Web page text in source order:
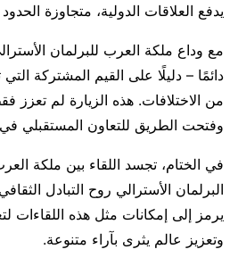
يدفع العلاقات الدولية، متجاوزة
مع وداع ملكة العرب للبرلمان
دائمًا – دليلًا على القيم المشتركة
من الاختلافات. هذه الزيارة لم تعزز
وفتحت الطريق للتعاون المستقبلي في
في الختام، تجسد اللقاء بين ملكة
البرلمان الأسترالي روح التبادل
يرمز إلى إمكانات مثل هذه اللقاءات
وتعزيز عالم يثرى بآراء متنوعة.